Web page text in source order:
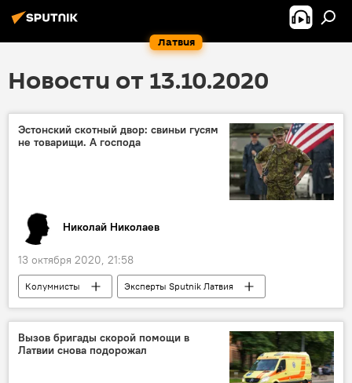
Латвия
Новости от 13.10.2020
Эстонский скотный двор: свиньи гусям
не товарищи. А господа
Николай Николаев
13 октября 2020, 21:58
Колумнисты
Эксперты Sputnik Латвия
Эстония
оборона
военнослужащие
Минобороны Эстонии
Вызов бригады скорой помощи в
Латвии снова подорожал